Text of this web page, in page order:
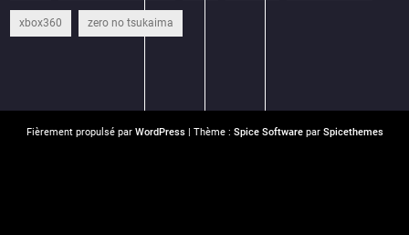
xbox360 zero no tsukaima
Fièrement propulsé par WordPress| Thème : Spice Softwarepar Spicethemes